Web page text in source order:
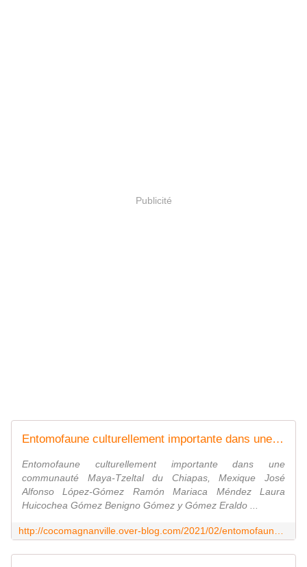
Publicité
Entomofaune culturellement importante dans une communauté Maya-Tzeltal du Chiapas, Mexique - coco Magnanville
Entomofaune culturellement importante dans une
communauté Maya-Tzeltal du Chiapas, Mexique José
Alfonso López-Gómez Ramón Mariaca Méndez Laura
Huicochea Gómez Benigno Gómez y Gómez Eraldo ...